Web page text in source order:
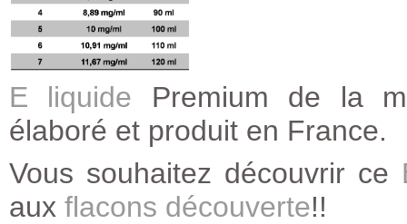
E liquide Premium de la
élaboré et produit en France.
Vous souhaitez découvrir ce
aux flacons découverte!!